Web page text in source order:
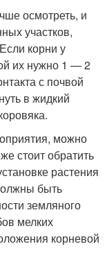
осмотреть, и
участков,
корни у
их нужно 1 — 2
с почвой
в жидкий
можно
стоит обратить
растения
быть
земляного
мелких
корневой